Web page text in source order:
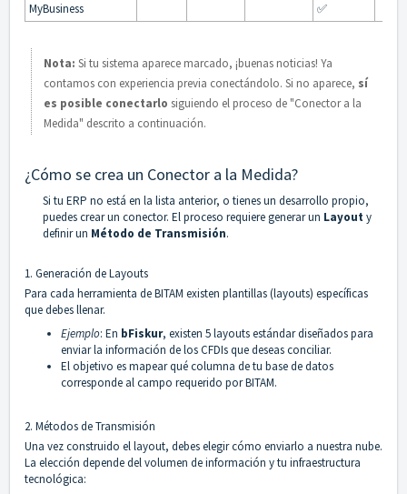
MyBusiness ✅
Nota: Si tu sistema aparece marcado, ¡buenas noticias! Ya
contamos con experiencia previa conectándolo. Si no aparece, sí
es posible conectarlo siguiendo el proceso de "Conector a la
Medida" descrito a continuación.
¿Cómo se crea un Conector a la Medida?
Si tu ERP no está en la lista anterior, o tienes un desarrollo propio,
puedes crear un conector. El proceso requiere generar un Layouty
definir un Método de Transmisión.
1. Generación de Layouts
Para cada herramienta de BITAM existen plantillas (layouts) específicas
que debes llenar.
Ejemplo: En bFiskur, existen 5 layouts estándar diseñados para
enviar la información de los CFDIs que deseas conciliar.
El objetivo es mapear qué columna de tu base de datos
corresponde al campo requerido por BITAM.
2. Métodos de Transmisión
Una vez construido el layout, debes elegir cómo enviarlo a nuestra nube.
La elección depende del volumen de información y tu infraestructura
tecnológica: